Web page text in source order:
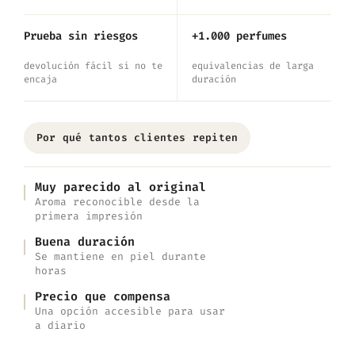
Capitale
cantidad
Prueba sin riesgos
devolución fácil si no te
encaja
+1.000 perfumes
equivalencias de larga
duración
Por qué tantos clientes repiten
Muy parecido al original
Aroma reconocible desde la
primera impresión
Buena duración
Se mantiene en piel durante
horas
Precio que compensa
Una opción accesible para usar
a diario